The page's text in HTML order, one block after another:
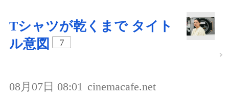
Tシャツが乾くまで タイト
ル意図
7
08月07日 08:01 cinemacafe.net